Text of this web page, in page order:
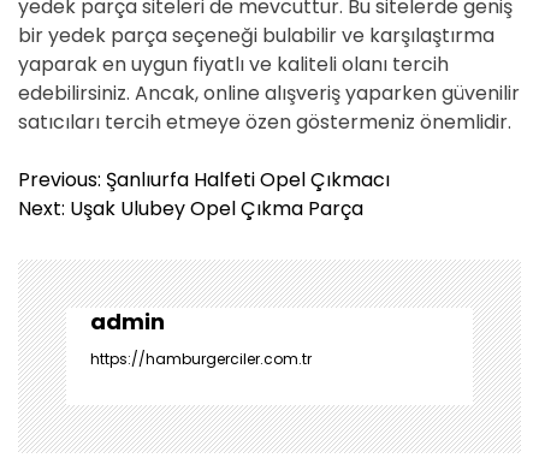
yedek parça siteleri de mevcuttur. Bu sitelerde geniş
bir yedek parça seçeneği bulabilir ve karşılaştırma
yaparak en uygun fiyatlı ve kaliteli olanı tercih
edebilirsiniz. Ancak, online alışveriş yaparken güvenilir
satıcıları tercih etmeye özen göstermeniz önemlidir.
Y
a
ı
g
e
z
i
n
m
Previous: Şanlıurfa Halfeti Opel Çıkmacı
Next: Uşak Ulubey Opel Çıkma Parça
admin
https://hamburgerciler.com.tr